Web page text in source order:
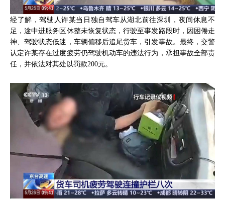
经了解，驾驶人许某当日独自驾车从湖北前往深圳，夜间休息不
足，途中进服务区休整未恢复状态，行驶至事发路段时，因困倦走
神、驾驶状态低迷，车辆偏移后追尾货车，引发事故。最终，交警
认定许某存在过度疲劳仍驾驶机动车的违法行为，承担事故全部责
任，并依法对其处以罚款200元。